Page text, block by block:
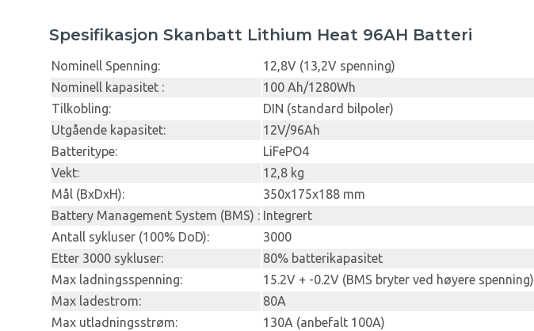
Spesifikasjon Skanbatt Lithium Heat 96AH Batteri
Nominell Spenning:
12,8V (13,2V spenning)
Nominell kapasitet :
100 Ah/1280Wh
Tilkobling:
DIN (standard bilpoler)
Utgående kapasitet:
12V/96Ah
Batteritype:
LiFePO4
Vekt:
12,8 kg
Mål (BxDxH):
350x175x188 mm
Battery Management System (BMS) : Integrert
Antall sykluser (100% DoD):
3000
Etter 3000 sykluser:
80% batterikapasitet
Max ladningsspenning:
15.2V + -0.2V (BMS bryter ved høyere spenning)
Max ladestrom:
80A
Max utladningsstrøm:
130A (anbefalt 100A)